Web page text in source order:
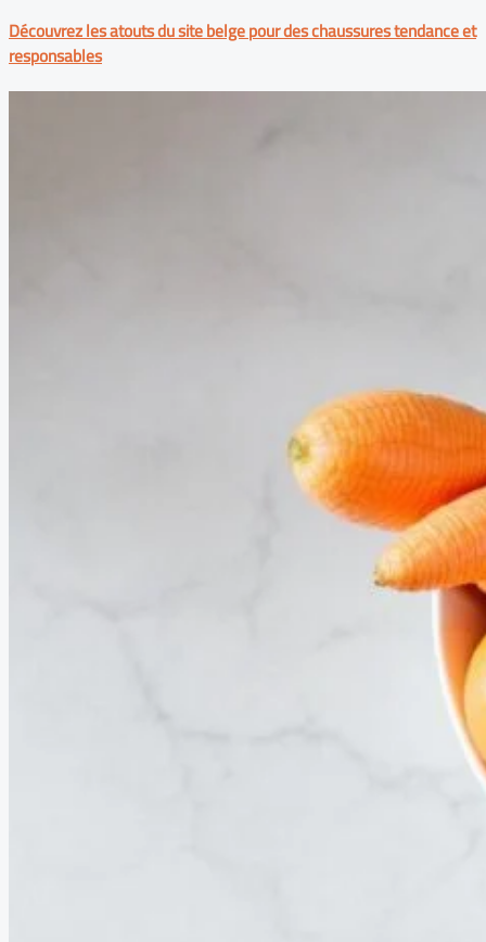
Découvrez les atouts du site belge pour des chaussures tendance et
responsables